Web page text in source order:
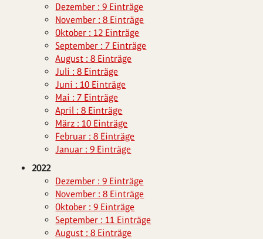
Dezember : 9 Einträge
November : 8 Einträge
Oktober : 12 Einträge
September : 7 Einträge
August : 8 Einträge
Juli : 8 Einträge
Juni : 10 Einträge
Mai : 7 Einträge
April : 8 Einträge
März : 10 Einträge
Februar : 8 Einträge
Januar : 9 Einträge
2022
Dezember : 9 Einträge
November : 8 Einträge
Oktober : 9 Einträge
September : 11 Einträge
August : 8 Einträge